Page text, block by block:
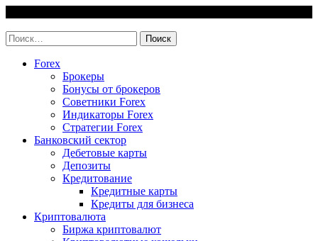
content
Найти:
Forex
Брокеры
Бонусы от брокеров
Советники Forex
Индикаторы Forex
Стратегии Forex
Банковский сектор
Дебетовые карты
Депозиты
Кредитование
Кредитные карты
Кредиты для бизнеса
Криптовалюта
Биржа криптовалют